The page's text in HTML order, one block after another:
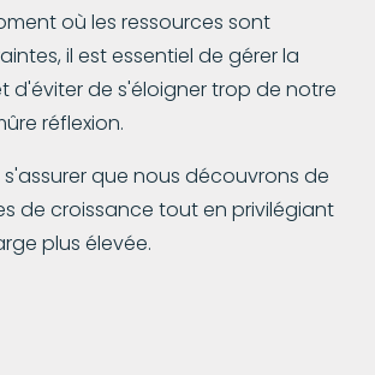
où les ressources sont
il est essentiel de gérer la
d'éviter de s'éloigner trop de notre
réflexion.
s'assurer que nous découvrons de
de croissance tout en privilégiant
plus élevée.